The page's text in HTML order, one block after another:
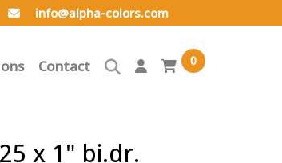
info@alpha-colors.com
Contact 0
x 1" bi.dr.